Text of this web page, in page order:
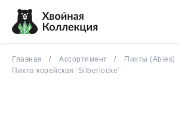
Главная Ассортимент
Пихты (Abies)
Пихта корейская ‘Silberlocke’
рекомендуем